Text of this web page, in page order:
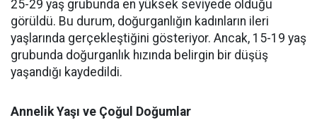
25-29 yaş grubunda en yüksek seviyede olduğu
görüldü. Bu durum, doğurganlığın kadınların ileri
yaşlarında gerçekleştiğini gösteriyor. Ancak, 15-19 yaş
grubunda doğurganlık hızında belirgin bir düşüş
yaşandığı kaydedildi.
Annelik Yaşı ve Çoğul Doğumlar